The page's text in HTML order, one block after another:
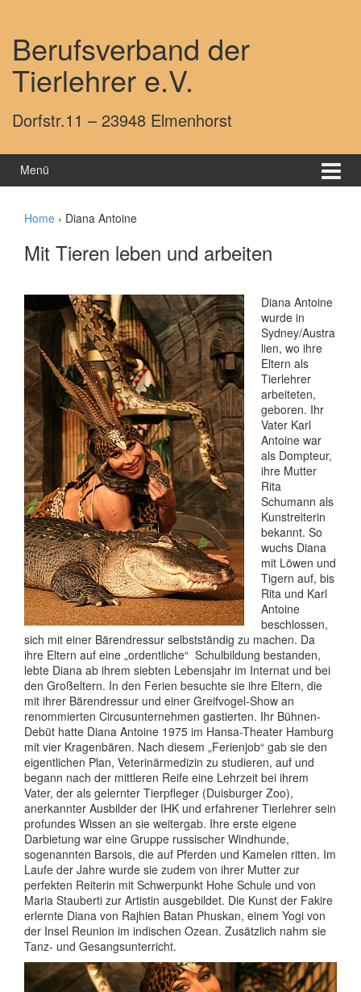
Berufsverband der
Tierlehrer e.V.
Dorfstr.11 – 23948 Elmenhorst
Menü
Home › Diana Antoine
Mit Tieren leben und arbeiten
Diana Antoine
wurde in
Sydney/Austra
lien, wo ihre
Eltern als
Tierlehrer
arbeiteten,
geboren. Ihr
Vater Karl
Antoine war
als Dompteur,
ihre Mutter
Rita
Schumann als
Kunstreiterin
bekannt. So
wuchs Diana
mit Löwen und
Tigern auf, bis
Rita und Karl
Antoine
beschlossen,
sich mit einer Bärendressur selbstständig zu machen. Da
ihre Eltern auf eine „ordentliche“ Schulbildung bestanden,
lebte Diana ab ihrem siebten Lebensjahr im Internat und bei
den Großeltern. In den Ferien besuchte sie ihre Eltern, die
mit ihrer Bärendressur und einer Greifvogel-Show an
renommierten Circusunternehmen gastierten. Ihr Bühnen-
Debüt hatte Diana Antoine 1975 im Hansa-Theater Hamburg
mit vier Kragenbären. Nach diesem „Ferienjob“ gab sie den
eigentlichen Plan, Veterinärmedizin zu studieren, auf und
begann nach der mittleren Reife eine Lehrzeit bei ihrem
Vater, der als gelernter Tierpfleger (Duisburger Zoo),
anerkannter Ausbilder der IHK und erfahrener Tierlehrer sein
profundes Wissen an sie weitergab. Ihre erste eigene
Darbietung war eine Gruppe russischer Windhunde,
sogenannten Barsois, die auf Pferden und Kamelen ritten. Im
Laufe der Jahre wurde sie zudem von ihrer Mutter zur
perfekten Reiterin mit Schwerpunkt Hohe Schule und von
Maria Stauberti zur Artistin ausgebildet. Die Kunst der Fakire
erlernte Diana von Rajhien Batan Phuskan, einem Yogi von
der Insel Reunion im indischen Ozean. Zusätzlich nahm sie
Tanz- und Gesangsunterricht.